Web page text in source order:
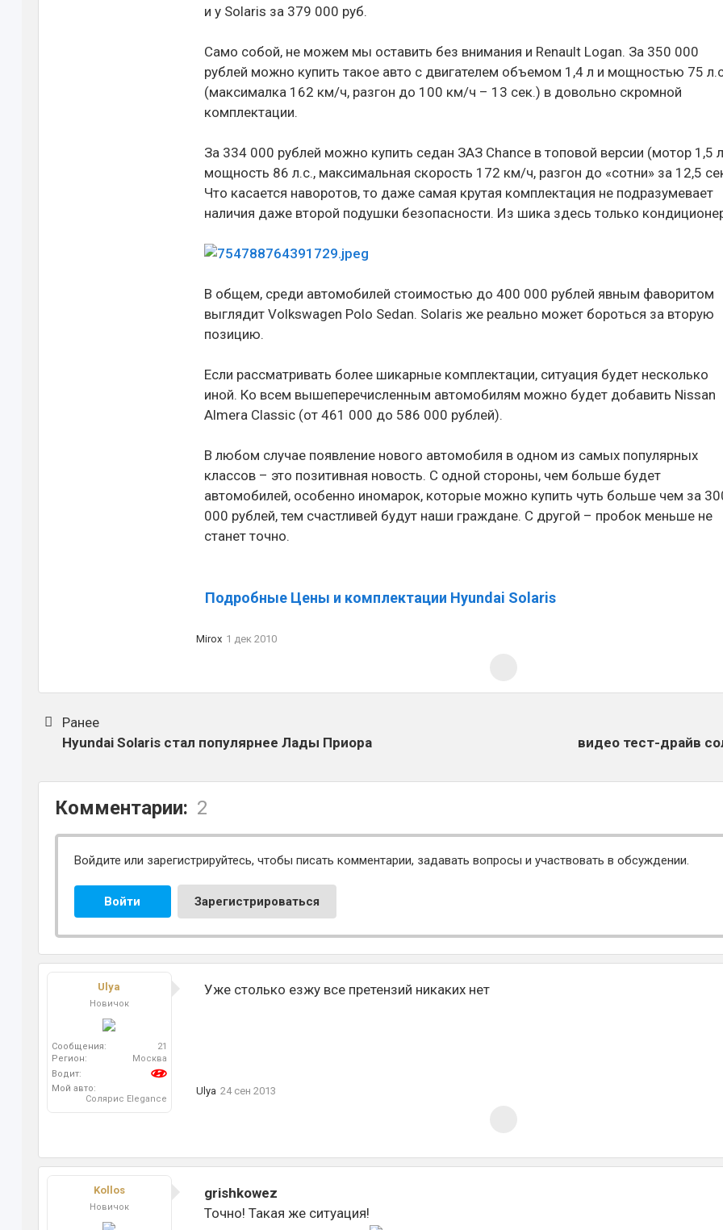
и у Solaris за 379 000 pуб.
Само собой, не можем мы оставить без внимания и Renault Logan. За 350 000
рублей можно купить такое авто с двигателем объемом 1,4 л и мощностью 75
(максималка 162 км/ч, разгон до 100 км/ч – 13 сек.) в довольно скромной
комплектации.
За 334 000 рублей можно купить седан ЗАЗ Chance в топовой версии (мотор 1,5
мощность 86 л.с., максимальная скорость 172 км/ч, разгон до «сотни» за 12,5
Что касается наворотов, то даже самая крутая комплектация не подразумевает
наличия даже второй подушки безопасности. Из шика здесь только
В общем, среди автомобилей стоимостью до 400 000 рублей явным фаворитом
выглядит Volkswagen Polo Sedan. Solaris же реально может бороться за вторую
позицию.
Если рассматривать более шикарные комплектации, ситуация будет несколько
иной. Ко всем вышеперечисленным автомобилям можно будет добавить Nissan
Almera Classic (от 461 000 до 586 000 рублей).
В любом случае появление нового автомобиля в одном из самых популярных
классов – это позитивная новость. С одной стороны, чем больше будет
автомобилей, особенно иномарок, которые можно купить чуть больше чем за
000 рублей, тем счастливей будут наши граждане. С другой – пробок меньше не
станет точно.
Подробные Цены и комплектации Hyundai Solaris
Mirox 1 дек 2010
Ранее
Hyundai Solaris стал популярнее Лады Приора
видео тест-драйв
Комментарии: 2
Войдите или зарегистрируйтесь, чтобы писать комментарии, задавать вопросы и участвовать в обсуждении.
Войти Зарегистрироваться
Ulya
Новичок
Сообщения:
21
Регион:
Москва
Водит:
Мой авто:
Солярис Elegance
Уже столько езжу все претензий никаких нет
Ulya 24 сен 2013
Kollos
Новичок
grishkowez
Точно! Такая же ситуация!